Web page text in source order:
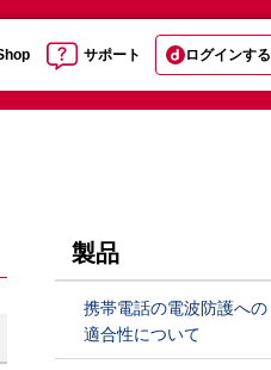
サポート ログインする
製品
携帯電話の電波防護への
適合性について